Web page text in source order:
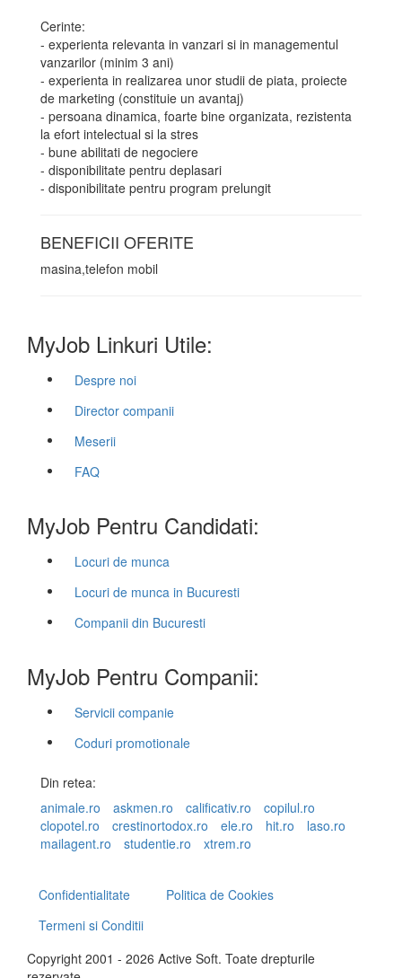
Cerinte:
- experienta relevanta in vanzari si in managementul
vanzarilor (minim 3 ani)
- experienta in realizarea unor studii de piata, proiecte
de marketing (constituie un avantaj)
- persoana dinamica, foarte bine organizata, rezistenta
la efort intelectual si la stres
- bune abilitati de negociere
- disponibilitate pentru deplasari
- disponibilitate pentru program prelungit
BENEFICII OFERITE
masina,telefon mobil
MyJob Linkuri Utile:
Despre noi
Director companii
Meserii
FAQ
MyJob Pentru Candidati:
Locuri de munca
Locuri de munca in Bucuresti
Companii din Bucuresti
MyJob Pentru Companii:
Servicii companie
Coduri promotionale
Din retea:
animale.ro
askmen.ro calificativ.ro
copilul.ro
clopotel.ro
crestinortodox.ro ele.ro hit.ro
laso.ro
mailagent.ro
studentie.ro xtrem.ro
Confidentialitate
Politica de Cookies
Termeni si Conditii
Copyright 2001 - 2026 Active Soft. Toate drepturile